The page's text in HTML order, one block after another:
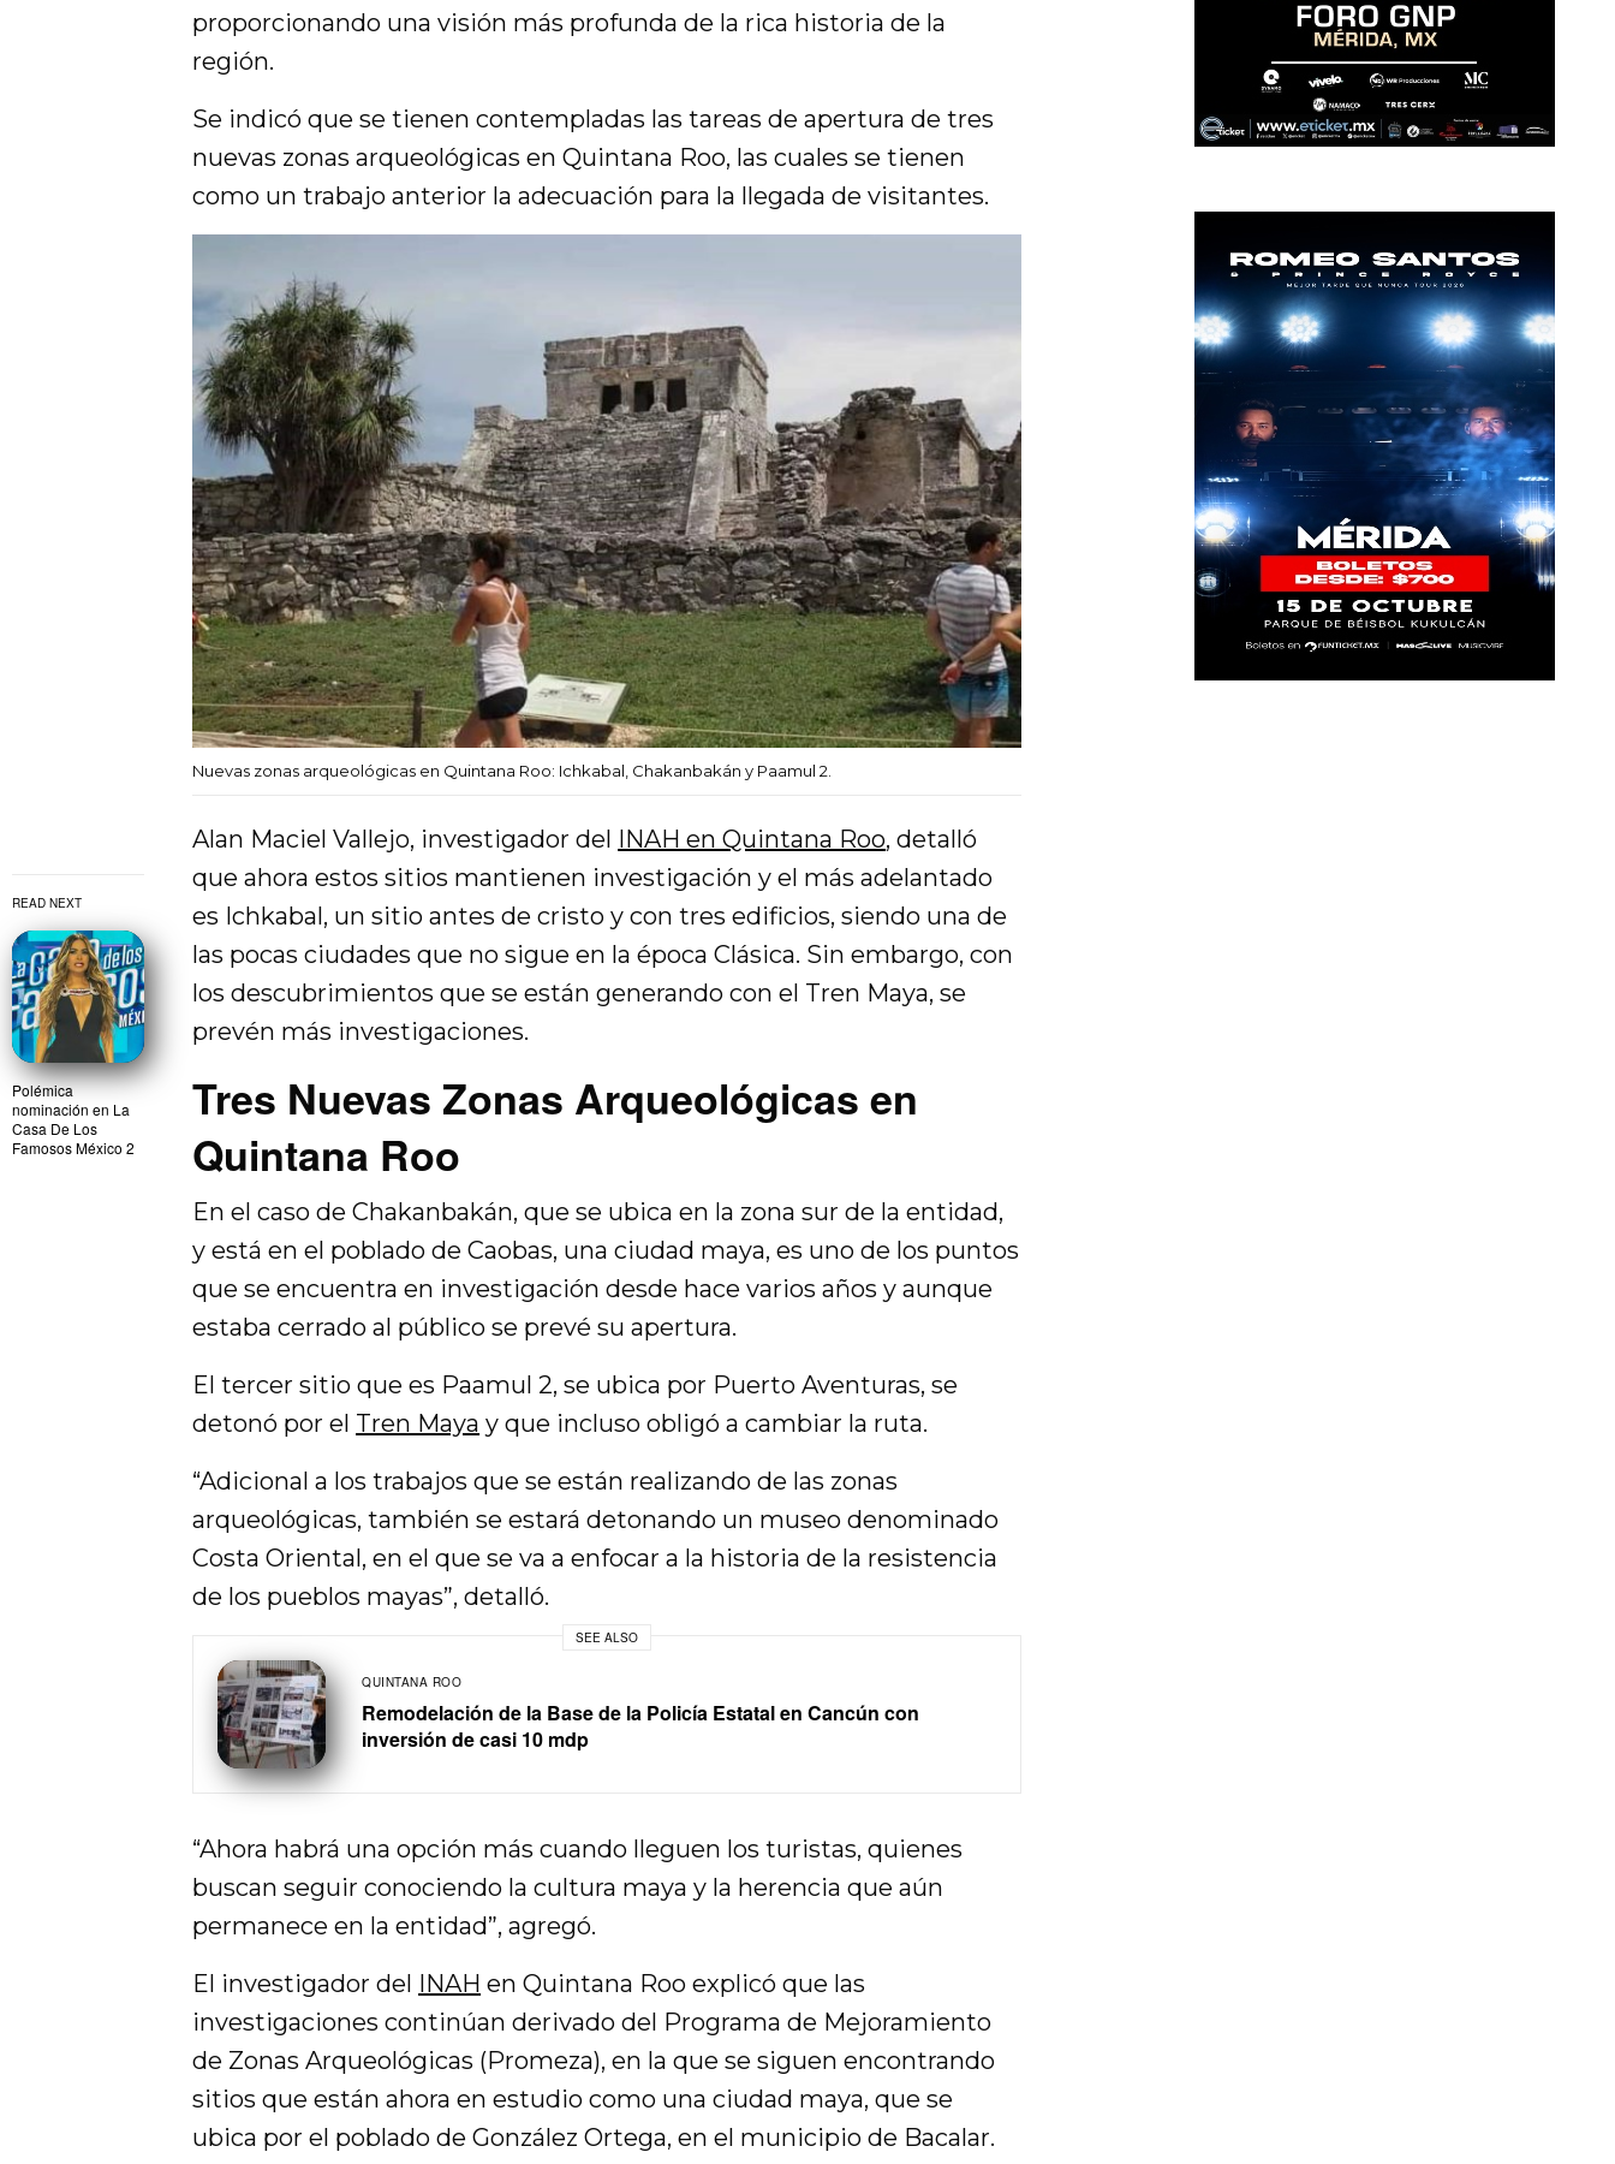
READ NEXT
Polémica
nominación en La
Casa De Los
Famosos México 2
proporcionando una visión más profunda de la rica historia de la
región.
Se indicó que se tienen contempladas las tareas de apertura de tres
nuevas zonas arqueológicas en Quintana Roo, las cuales se tienen
como un trabajo anterior la adecuación para la llegada de visitantes.
Nuevas zonas arqueológicas en Quintana Roo: Ichkabal, Chakanbakán y Paamul 2.
Alan Maciel Vallejo, investigador del INAH en Quintana Roo, detalló
que ahora estos sitios mantienen investigación y el más adelantado
es Ichkabal, un sitio antes de cristo y con tres edificios, siendo una de
las pocas ciudades que no sigue en la época Clásica. Sin embargo, con
los descubrimientos que se están generando con el Tren Maya, se
prevén más investigaciones.
Tres Nuevas Zonas Arqueológicas en
Quintana Roo
En el caso de Chakanbakán, que se ubica en la zona sur de la entidad,
y está en el poblado de Caobas, una ciudad maya, es uno de los puntos
que se encuentra en investigación desde hace varios años y aunque
estaba cerrado al público se prevé su apertura.
El tercer sitio que es Paamul 2, se ubica por Puerto Aventuras, se
detonó por el Tren Maya y que incluso obligó a cambiar la ruta.
“Adicional a los trabajos que se están realizando de las zonas
arqueológicas, también se estará detonando un museo denominado
Costa Oriental, en el que se va a enfocar a la historia de la resistencia
de los pueblos mayas”, detalló.
SEE ALSO
QUINTANA ROO
Remodelación de la Base de la Policía Estatal en Cancún con
inversión de casi 10 mdp
“Ahora habrá una opción más cuando lleguen los turistas, quienes
buscan seguir conociendo la cultura maya y la herencia que aún
permanece en la entidad”, agregó.
El investigador del INAH en Quintana Roo explicó que las
investigaciones continúan derivado del Programa de Mejoramiento
de Zonas Arqueológicas (Promeza), en la que se siguen encontrando
sitios que están ahora en estudio como una ciudad maya, que se
ubica por el poblado de González Ortega, en el municipio de Bacalar.